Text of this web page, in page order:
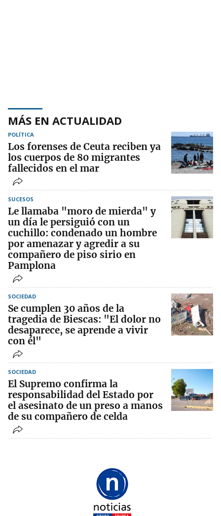
MÁS EN ACTUALIDAD
POLÍTICA
Los forenses de Ceuta reciben ya
los cuerpos de 80 migrantes
fallecidos en el mar
SUCESOS
Le llamaba "moro de mierda" y
un día le persiguió con un
cuchillo: condenado un hombre
por amenazar y agredir a su
compañero de piso sirio en
Pamplona
SOCIEDAD
Se cumplen 30 años de la
tragedia de Biescas: "El dolor no
desaparece, se aprende a vivir
con él"
SOCIEDAD
El Supremo confirma la
responsabilidad del Estado por
el asesinato de un preso a manos
de su compañero de celda